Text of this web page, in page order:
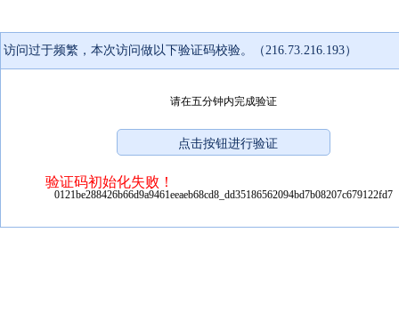
访问过于频繁，本次访问做以下验证码校验。（216.73.216.193）
请在五分钟内完成验证
验证码初始化失败！
0121be288426b66d9a9461eeaeb68cd8_dd35186562094bd7b08207c679122fd7